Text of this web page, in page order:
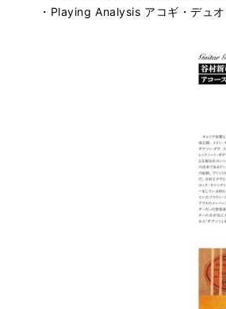
・Playing Analysis アコギ・デュ